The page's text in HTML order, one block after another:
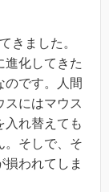
きました。
進化してきた
のです。人間
スにはマウス
入れ替えても
。そしで、そ
われてしま